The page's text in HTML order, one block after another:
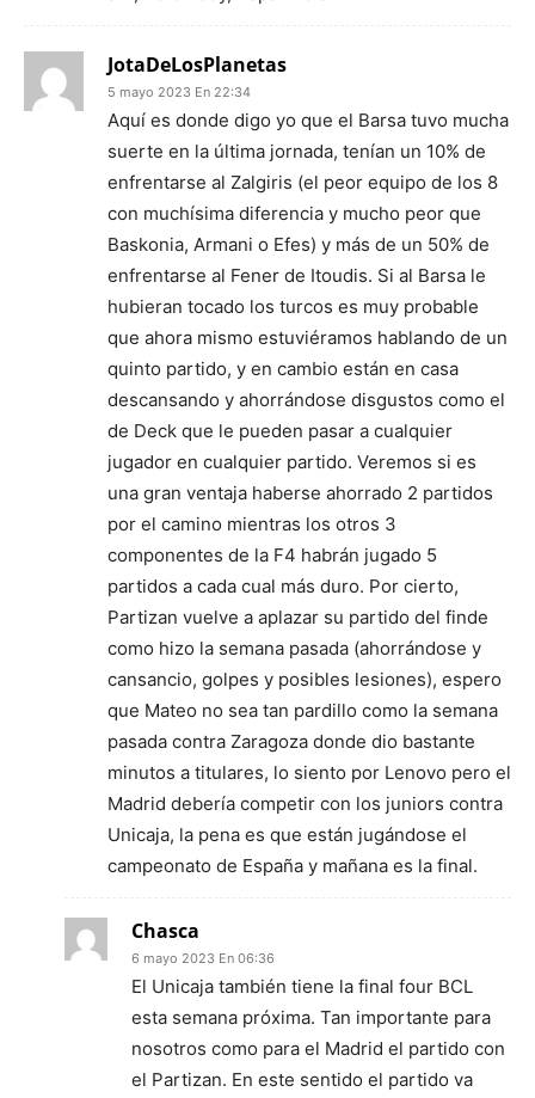
JotaDeLosPlanetas
5 mayo 2023 En 22:34
Aquí es donde digo yo que el Barsa tuvo mucha
suerte en la última jornada, tenían un 10% de
enfrentarse al Zalgiris (el peor equipo de los 8
con muchísima diferencia y mucho peor que
Baskonia, Armani o Efes) y más de un 50% de
enfrentarse al Fener de Itoudis. Si al Barsa le
hubieran tocado los turcos es muy probable
que ahora mismo estuviéramos hablando de un
quinto partido, y en cambio están en casa
descansando y ahorrándose disgustos como el
de Deck que le pueden pasar a cualquier
jugador en cualquier partido. Veremos si es
una gran ventaja haberse ahorrado 2 partidos
por el camino mientras los otros 3
componentes de la F4 habrán jugado 5
partidos a cada cual más duro. Por cierto,
Partizan vuelve a aplazar su partido del finde
como hizo la semana pasada (ahorrándose y
cansancio, golpes y posibles lesiones), espero
que Mateo no sea tan pardillo como la semana
pasada contra Zaragoza donde dio bastante
minutos a titulares, lo siento por Lenovo pero el
Madrid debería competir con los juniors contra
Unicaja, la pena es que están jugándose el
campeonato de España y mañana es la final.
Chasca
6 mayo 2023 En 06:36
El Unicaja también tiene la final four BCL
esta semana próxima. Tan importante para
nosotros como para el Madrid el partido con
el Partizan. En este sentido el partido va